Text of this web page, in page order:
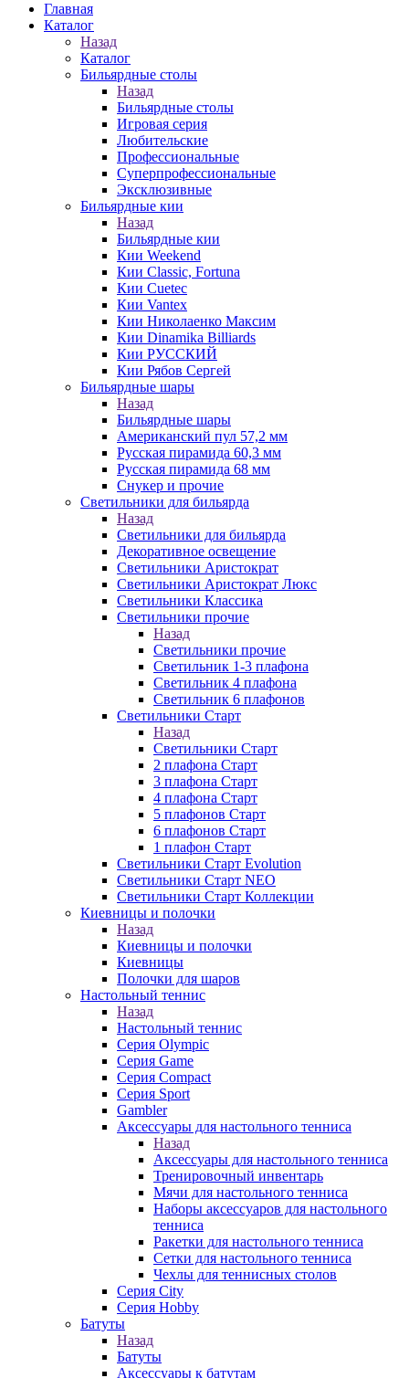
Главная
Каталог
Назад
Каталог
Бильярдные столы
Назад
Бильярдные столы
Игровая серия
Любительские
Профессиональные
Суперпрофессиональные
Эксклюзивные
Бильярдные кии
Назад
Бильярдные кии
Кии Weekend
Кии Classic, Fortuna
Кии Cuetec
Кии Vantex
Кии Николаенко Максим
Кии Dinamika Billiards
Кии РУССКИЙ
Кии Рябов Сергей
Бильярдные шары
Назад
Бильярдные шары
Американский пул 57,2 мм
Русская пирамида 60,3 мм
Русская пирамида 68 мм
Снукер и прочие
Светильники для бильярда
Назад
Светильники для бильярда
Декоративное освещение
Светильники Аристократ
Светильники Аристократ Люкс
Светильники Классика
Светильники прочие
Назад
Светильники прочие
Светильник 1-3 плафона
Светильник 4 плафона
Светильник 6 плафонов
Светильники Старт
Назад
Светильники Старт
2 плафона Старт
3 плафона Старт
4 плафона Старт
5 плафонов Старт
6 плафонов Старт
1 плафон Старт
Светильники Старт Evolution
Светильники Старт NEO
Светильники Старт Коллекции
Киевницы и полочки
Назад
Киевницы и полочки
Киевницы
Полочки для шаров
Настольный теннис
Назад
Настольный теннис
Серия Olympic
Серия Game
Серия Compact
Серия Sport
Gambler
Аксессуары для настольного тенниса
Назад
Аксессуары для настольного тенниса
Тренировочный инвентарь
Мячи для настольного тенниса
Наборы аксессуаров для настольного
тенниса
Ракетки для настольного тенниса
Сетки для настольного тенниса
Чехлы для теннисных столов
Серия City
Серия Hobby
Батуты
Назад
Батуты
Аксессуары к батутам